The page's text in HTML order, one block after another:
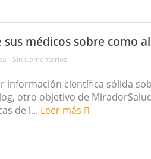
médicos sobre como
Sin Comentarios
información científica sólida
otro objetivo de
de l... Leer más